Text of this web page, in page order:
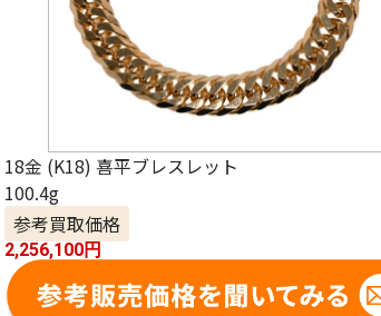
18金 (K18) 喜平ブレスレット
100.4g
参考買取価格
2,256,100円